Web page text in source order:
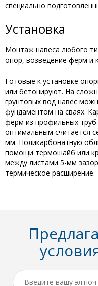
специально
Установка
Монтаж навеса любого
опор, возведение ферм и
Готовые к установке
или бетонируют. На
грунтовых вод навес
фундаментом на сваях.
ферм из профильных
оптимальным считается
мм. Поликарбонатную
помощи термошайб или
между листами 5-мм
термическое расширение.